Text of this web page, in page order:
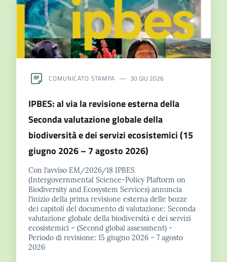
COMUNICATO STAMPA 30 GIU 2026
IPBES: al via la revisione esterna della
Seconda valutazione globale della
biodiversità e dei servizi ecosistemici (15
giugno 2026 – 7 agosto 2026)
Con l’avviso EM/2026/18 IPBES
(Intergovernmental Science-Policy Plaftorm on
Biodiversity and Ecosystem Services) annuncia
l’inizio della prima revisione esterna delle bozze
dei capitoli del documento di valutazione: Seconda
valutazione globale della biodiversità e dei servizi
ecosistemici – (Second global assessment) -
Periodo di revisione: 15 giugno 2026 – 7 agosto
2026